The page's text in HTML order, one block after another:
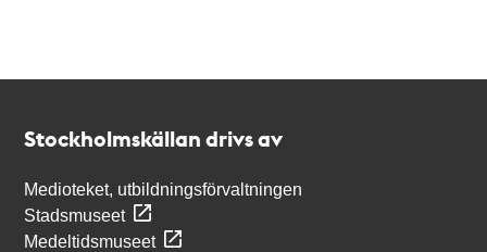
Stockholmskällan drivs av
Medioteket, utbildningsförvaltningen
Stadsmuseet
Medeltidsmuseet